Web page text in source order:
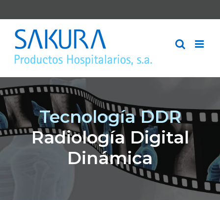
al
contenido
Tecnología DDR
Radiología Digital
Dinámica